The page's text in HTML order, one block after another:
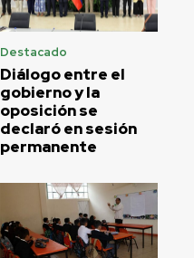
Destacado
Diálogo entre el
gobierno y la
oposición se
declaró en sesión
permanente